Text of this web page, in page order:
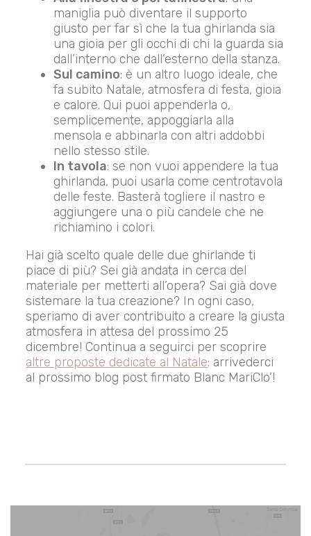
maniglia può diventare il supporto
giusto per far sì che la tua ghirlanda sia
una gioia per gli occhi di chi la guarda sia
dall’interno che dall’esterno della stanza.
Sul camino: è un altro luogo ideale, che
fa subito Natale, atmosfera di festa, gioia
e calore. Qui puoi appenderla o,
semplicemente, appoggiarla alla
mensola e abbinarla con altri addobbi
nello stesso stile.
In tavola: se non vuoi appendere la tua
ghirlanda, puoi usarla come centrotavola
delle feste. Basterà togliere il nastro e
aggiungere una o più candele che ne
richiamino i colori.
Hai già scelto quale delle due ghirlande ti
piace di più? Sei già andata in cerca del
materiale per metterti all’opera? Sai già dove
sistemare la tua creazione? In ogni caso,
speriamo di aver contribuito a creare la giusta
atmosfera in attesa del prossimo 25
dicembre! Continua a seguirci per scoprire
altre proposte dedicate al Natale: arrivederci
al prossimo blog post firmato Blanc MariClo’!